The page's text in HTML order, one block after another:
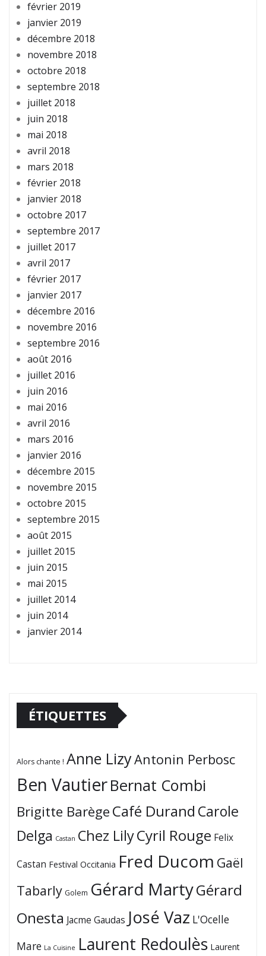
février 2019
janvier 2019
décembre 2018
novembre 2018
octobre 2018
septembre 2018
juillet 2018
juin 2018
mai 2018
avril 2018
mars 2018
février 2018
janvier 2018
octobre 2017
septembre 2017
juillet 2017
avril 2017
février 2017
janvier 2017
décembre 2016
novembre 2016
septembre 2016
août 2016
juillet 2016
juin 2016
mai 2016
avril 2016
mars 2016
janvier 2016
décembre 2015
novembre 2015
octobre 2015
septembre 2015
août 2015
juillet 2015
juin 2015
mai 2015
juillet 2014
juin 2014
janvier 2014
ÉTIQUETTES
Alors chante ! Anne LizyAntonin Perbosc
Ben VautierBernat Combi
Brigitte BarègeCafé Durand Carole
Delga Castan Chez LilyCyril Rouge Felix
Castan Festival Occitania Fred Ducom Gaël
Tabarly Golem Gérard MartyGérard
Onesta Jacme Gaudas José Vaz L'Ocelle
Mare La Cuisine Laurent Redoulès Laurent